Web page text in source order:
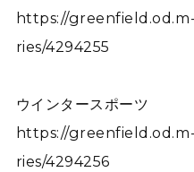
https://
ries/4294255
ウインタースポーツ
https://
ries/4294256